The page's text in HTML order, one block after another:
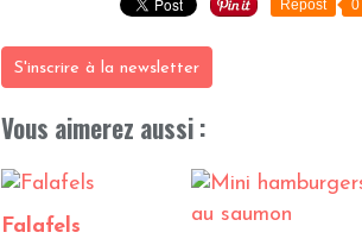
Repost 0
S'inscrire à la newsletter
Vous aimerez aussi :
Falafels